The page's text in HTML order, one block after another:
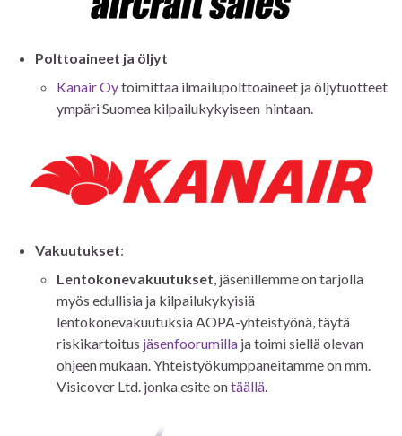
Polttoaineet ja öljyt
Kanair Oytoimittaa ilmailupolttoaineet ja öljytuotteet
ympäri Suomea kilpailukykyiseen hintaan.
Vakuutukset:
Lentokonevakuutukset, jäsenillemme on tarjolla
myös edullisia ja kilpailukykyisiä
lentokonevakuutuksia AOPA-yhteistyönä, täytä
riskikartoitus jäsenfoorumilla ja toimi siellä olevan
ohjeen mukaan. Yhteistyökumppaneitamme on mm.
Visicover Ltd. jonka esite ontäällä.